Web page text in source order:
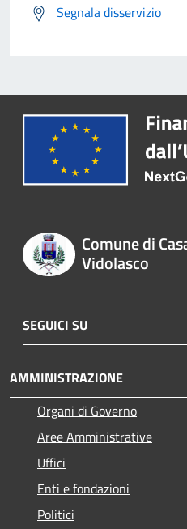
Segnala disservizio
Comune di
Vidolasco
SEGUICI SU
AMMINISTRAZIONE
Organi di Governo
Aree Amministrative
Uffici
Enti e fondazioni
Politici